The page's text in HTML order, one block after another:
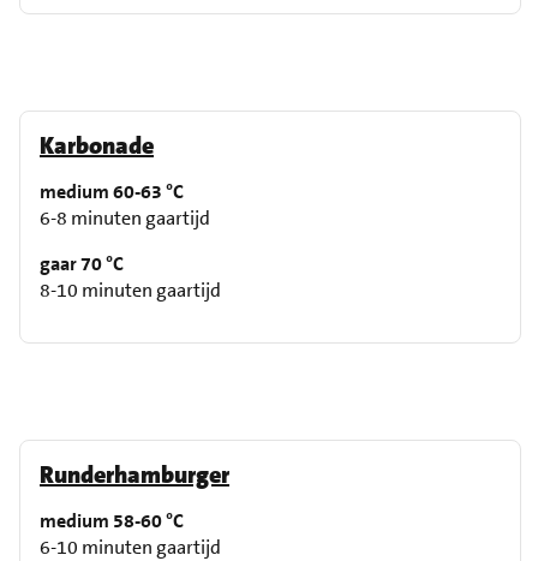
Karbonade
medium 60-63 °C
6-8 minuten gaartijd
gaar 70 °C
8-10 minuten gaartijd
Runderhamburger
medium 58-60 °C
6-10 minuten gaartijd